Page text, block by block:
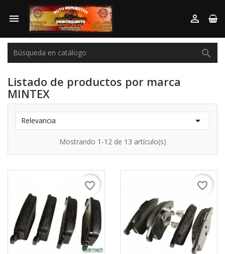
 

Listado de productos por marca
MINTEX
Relevancia 
Mostrando 1-12 de 13 artículo(s)
favorite_border favorite_border